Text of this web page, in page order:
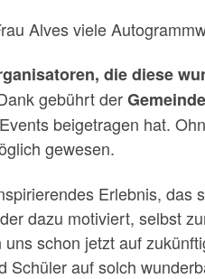
Alves viele
die diese
gebührt der
beigetragen hat.
gewesen.
Erlebnis, das
dazu motiviert, selbst
schon jetzt auf
Schüler auf solch